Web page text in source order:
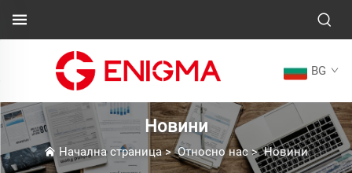
BG
Новини
Начална страница>Относно нас>Новини